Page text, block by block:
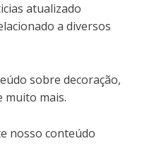
atualizado
a diversos
sobre decoração,
muito mais.
nosso conteúdo